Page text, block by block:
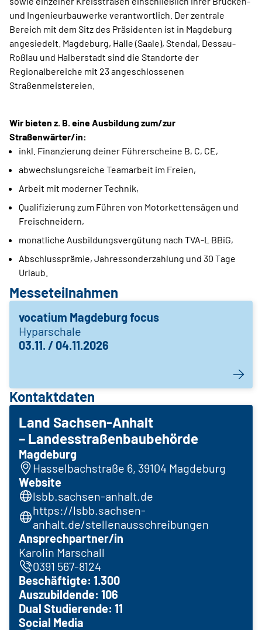
und Ingenieurbauwerke verantwortlich. Der zentrale
Bereich mit dem Sitz des Präsidenten ist in Magdeburg
angesiedelt. Magdeburg, Halle (Saale), Stendal, Dessau-
Roßlau und Halberstadt sind die Standorte der
Regionalbereiche mit 23 angeschlossenen
Straßenmeistereien.
Wir bieten z. B. eine Ausbildung zum/zur
Straßenwärter/in:
inkl. Finanzierung deiner Führerscheine B, C, CE,
abwechslungsreiche Teamarbeit im Freien,
Arbeit mit moderner Technik,
Qualifizierung zum Führen von Motorkettensägen und
Freischneidern,
monatliche Ausbildungsvergütung nach TVA-L BBiG,
Abschlussprämie, Jahressonderzahlung und 30 Tage
Urlaub.
Messeteilnahmen
vocatium Magdeburg focus
Hyparschale
03.11. / 04.11.2026
Kontaktdaten
Land Sachsen-Anhalt
– Landesstraßenbaubehörde
Magdeburg
Hasselbachstraße 6, 39104 Magdeburg
Website
lsbb.sachsen-anhalt.de
https://lsbb.sachsen-
anhalt.de/stellenausschreibungen
Ansprechpartner/in
Karolin Marschall
0391 567-8124
Beschäftigte: 1.300
Auszubildende: 106
Dual Studierende: 11
Social Media